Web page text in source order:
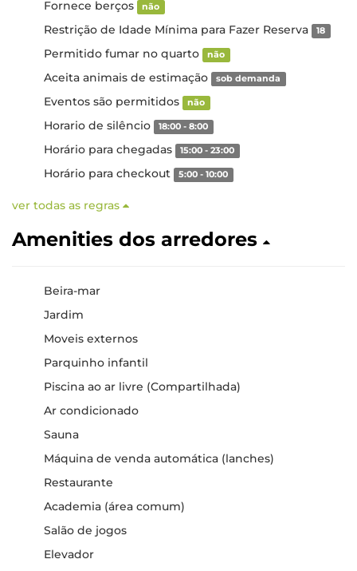
Fornece berços não
Restrição de Idade Mínima para Fazer Reserva 18
Permitido fumar no quarto não
Aceita animais de estimação sob demanda
Eventos são permitidos não
Horario de silêncio 18:00 - 8:00
Horário para chegadas 15:00 - 23:00
Horário para checkout 5:00 - 10:00
ver todas as regras
Amenities dos arredores
Beira-mar
Jardim
Moveis externos
Parquinho infantil
Piscina ao ar livre (Compartilhada)
Ar condicionado
Sauna
Máquina de venda automática (lanches)
Restaurante
Academia (área comum)
Salão de jogos
Elevador